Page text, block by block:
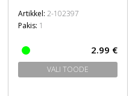
Artikkel: 2-102397
Pakis: 1
2.99 €
VALI TOODE